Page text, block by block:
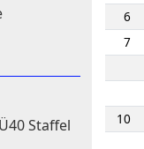
Staffel
6
7
10